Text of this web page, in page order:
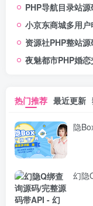
PHP导航目录站
小京东商城多用
资源社PHP整站源
夜魅都市PHP婚
热门推荐 最近更新
隐
幻隐